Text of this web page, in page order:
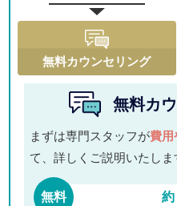
無料カウンセリング
無料カ
まずは専門スタッフが費用
て、詳しくご説明いたしま
無料 約